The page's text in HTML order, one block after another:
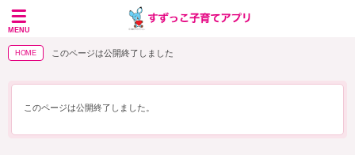
MENU
HOME このページは公開終了しました
このページは公開終了しました。